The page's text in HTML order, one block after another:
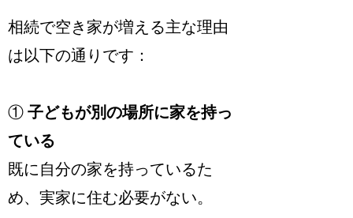
相続で空き家が増える主な理由
は以下の通りです：
①子どもが別の場所に家を持っ
ている
既に自分の家を持っているた
め、実家に住む必要がない。